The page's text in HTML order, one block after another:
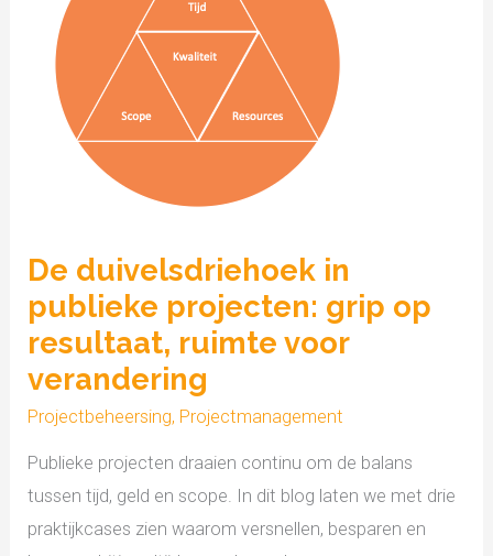
De duivelsdriehoek in
publieke projecten: grip op
resultaat, ruimte voor
verandering
Projectbeheersing, Projectmanagement
Publieke projecten draaien continu om de balans
tussen tijd, geld en scope. In dit blog laten we met drie
praktijkcases zien waarom versnellen, besparen en
publieke
projecten:
resultaat,
verandering